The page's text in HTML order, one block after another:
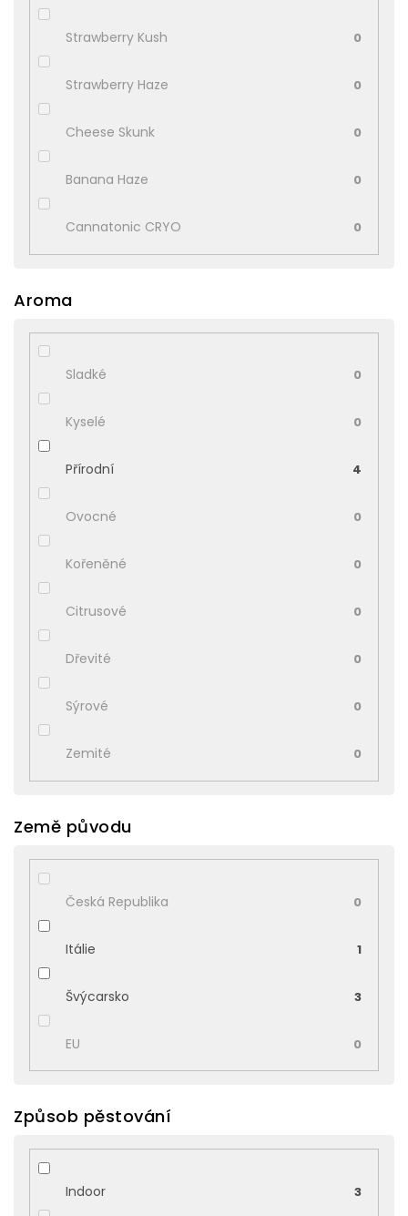
Strawberry Kush 0
Strawberry Haze 0
Cheese Skunk 0
Banana Haze 0
Cannatonic CRYO 0
Aroma
Sladké 0
Kyselé 0
Přírodní 4
Ovocné 0
Kořeněné 0
Citrusové 0
Dřevité 0
Sýrové 0
Zemité 0
Země původu
Česká Republika 0
Itálie 1
Švýcarsko 3
EU 0
Způsob pěstování
Indoor 3